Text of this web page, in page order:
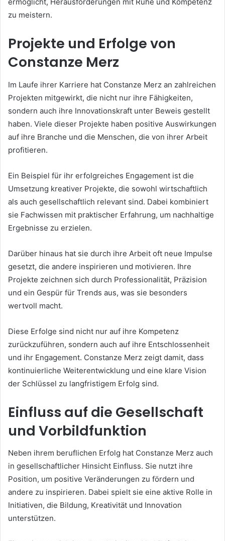
ermöglicht, Herausforderungen mit Ruhe und Kompetenz
zu meistern.
Projekte und Erfolge von
Constanze Merz
Im Laufe ihrer Karriere hat Constanze Merz an zahlreichen
Projekten mitgewirkt, die nicht nur ihre Fähigkeiten,
sondern auch ihre Innovationskraft unter Beweis gestellt
haben. Viele dieser Projekte haben positive Auswirkungen
auf ihre Branche und die Menschen, die von ihrer Arbeit
profitieren.
Ein Beispiel für ihr erfolgreiches Engagement ist die
Umsetzung kreativer Projekte, die sowohl wirtschaftlich
als auch gesellschaftlich relevant sind. Dabei kombiniert
sie Fachwissen mit praktischer Erfahrung, um nachhaltige
Ergebnisse zu erzielen.
Darüber hinaus hat sie durch ihre Arbeit oft neue Impulse
gesetzt, die andere inspirieren und motivieren. Ihre
Projekte zeichnen sich durch Professionalität, Präzision
und ein Gespür für Trends aus, was sie besonders
wertvoll macht.
Diese Erfolge sind nicht nur auf ihre Kompetenz
zurückzuführen, sondern auch auf ihre Entschlossenheit
und ihr Engagement. Constanze Merz zeigt damit, dass
kontinuierliche Weiterentwicklung und eine klare Vision
der Schlüssel zu langfristigem Erfolg sind.
Einfluss auf die Gesellschaft
und Vorbildfunktion
Neben ihrem beruflichen Erfolg hat Constanze Merz auch
in gesellschaftlicher Hinsicht Einfluss. Sie nutzt ihre
Position, um positive Veränderungen zu fördern und
andere zu inspirieren. Dabei spielt sie eine aktive Rolle in
Initiativen, die Bildung, Kreativität und Innovation
unterstützen.